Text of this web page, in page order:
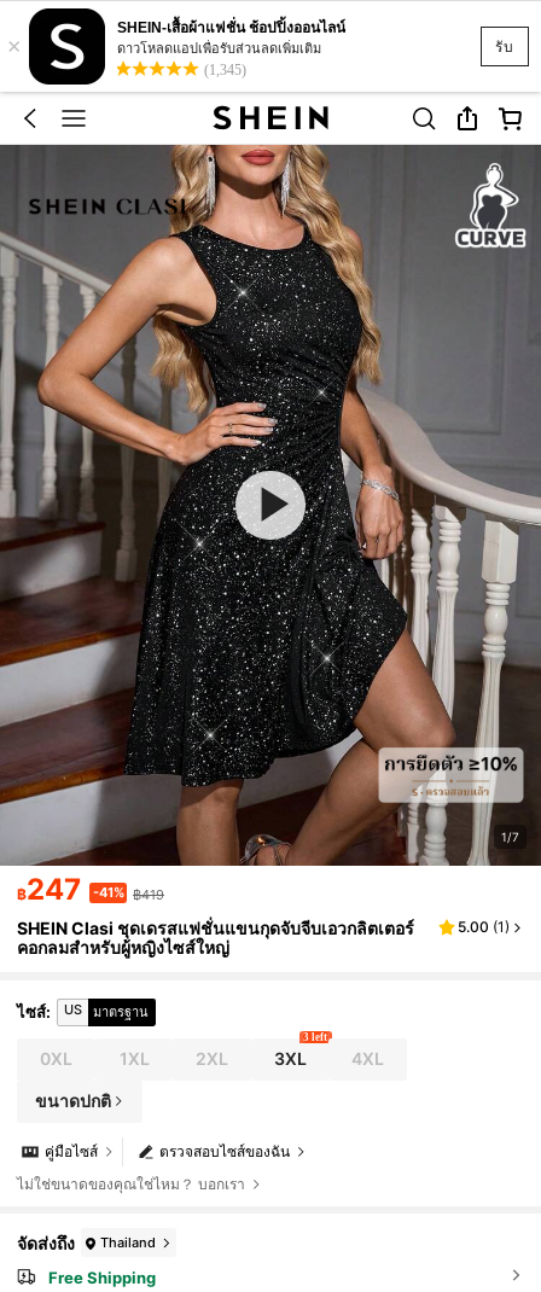
รับ
×
SHEIN-เสื้อผ้าแฟชั่น ช้อปปิ้งออนไลน์
ดาวโหลดแอปเพื่อรับส่วนลดเพิ่มเติม
(1,345)
1/7
฿247 -41% ฿419
SHEIN Clasi ชุดเดรสแฟชั่นแขนกุดจับจีบเอวกลิตเตอร์
คอกลมสำหรับผู้หญิงไซส์ใหญ่
5.00 (1)
ไซส์: US มาตรฐาน
0XL 1XL 2XL 3XL
3 left
4XL
ขนาดปกติ
ตรวจสอบไซส์ของฉัน
คู่มือไซส์
ไม่ใช่ขนาดของคุณใช่ไหม？ บอกเรา
จัดส่งถึง Thailand
Free Shipping